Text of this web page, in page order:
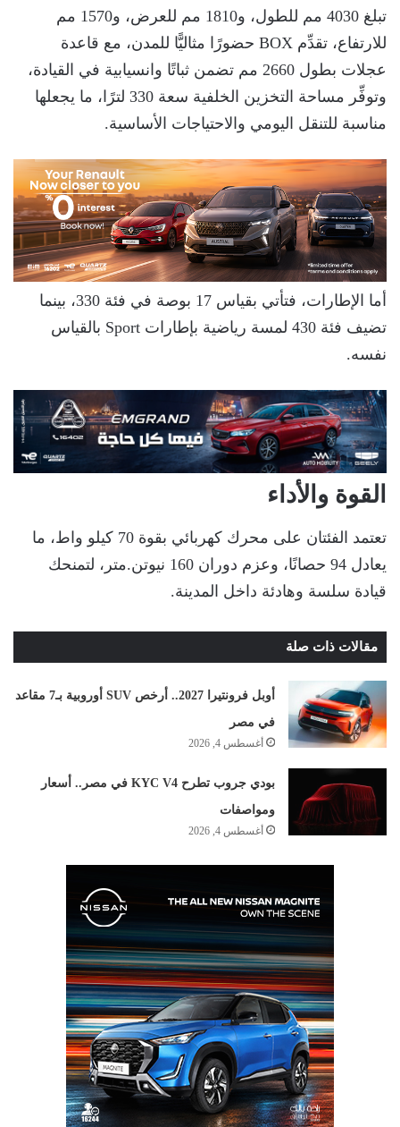
تبلغ 4030 مم للطول، و1810 مم للعرض، و1570 مم
للارتفاع، تقدِّم BOX حضورًا مثاليًّا للمدن، مع قاعدة
عجلات بطول 2660 مم تضمن ثباتًا وانسيابية في القيادة،
وتوفِّر مساحة التخزين الخلفية سعة 330 لترًا، ما يجعلها
مناسبة للتنقل اليومي والاحتياجات الأساسية.
أما الإطارات، فتأتي بقياس 17 بوصة في فئة 330، بينما
تضيف فئة 430 لمسة رياضية بإطارات Sport بالقياس
نفسه.
القوة والأداء
تعتمد الفئتان على محرك كهربائي بقوة 70 كيلو واط، ما
يعادل 94 حصانًا، وعزم دوران 160 نيوتن.متر، لتمنحك
قيادة سلسة وهادئة داخل المدينة.
مقالات ذات صلة
أوبل فرونتيرا 2027.. أرخص SUV أوروبية بـ7 مقاعد
في مصر
أغسطس 4, 2026
بودي جروب تطرح KYC V4 في مصر.. أسعار
ومواصفات
أغسطس 4, 2026